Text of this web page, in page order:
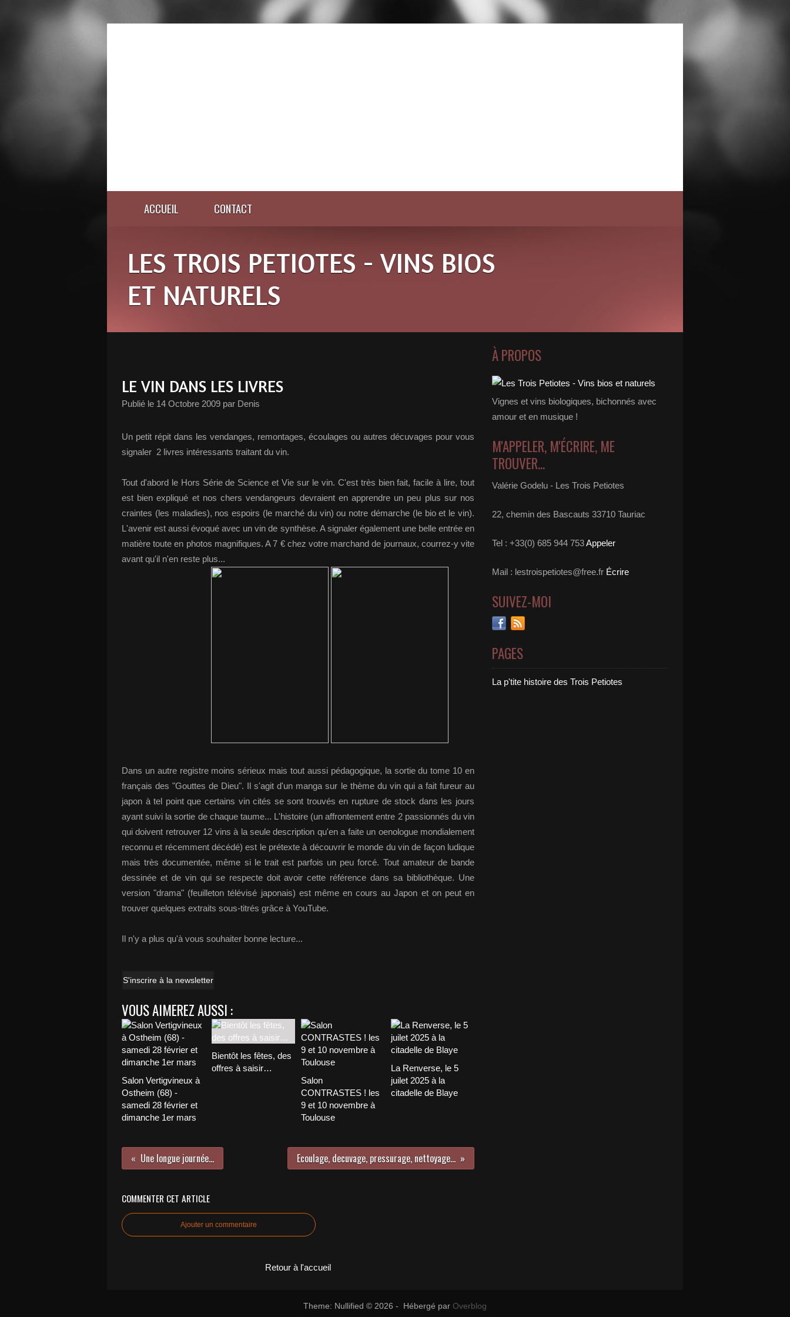
ACCUEIL CONTACT
LES TROIS PETIOTES - VINS BIOS
ET NATURELS
LE VIN DANS LES LIVRES
Publié le 14 Octobre 2009 par Denis
Un petit répit dans les vendanges, remontages, écoulages ou autres décuvages pour vous
signaler 2 livres intéressants traitant du vin.
Tout d'abord le Hors Série de Science et Vie sur le vin. C'est très bien fait, facile à lire, tout
est bien expliqué et nos chers vendangeurs devraient en apprendre un peu plus sur nos
craintes (les maladies), nos espoirs (le marché du vin) ou notre démarche (le bio et le vin).
L'avenir est aussi évoqué avec un vin de synthèse. A signaler également une belle entrée en
matière toute en photos magnifiques. A 7 € chez votre marchand de journaux, courrez-y vite
avant qu'il n'en reste plus...
Dans un autre registre moins sérieux mais tout aussi pédagogique, la sortie du tome 10 en
français des "Gouttes de Dieu". Il s'agit d'un manga sur le thème du vin qui a fait fureur au
japon à tel point que certains vin cités se sont trouvés en rupture de stock dans les jours
ayant suivi la sortie de chaque taume... L'histoire (un affrontement entre 2 passionnés du vin
qui doivent retrouver 12 vins à la seule description qu'en a faite un oenologue mondialement
reconnu et récemment décédé) est le prétexte à découvrir le monde du vin de façon ludique
mais très documentée, même si le trait est parfois un peu forcé. Tout amateur de bande
dessinée et de vin qui se respecte doit avoir cette référence dans sa bibliothèque. Une
version "drama" (feuilleton télévisé japonais) est même en cours au Japon et on peut en
trouver quelques extraits sous-titrés grâce à YouTube.
Il n'y a plus qu'à vous souhaiter bonne lecture...
S'inscrire à la newsletter
VOUS AIMEREZ AUSSI :
Salon Vertigvineux à
Ostheim (68) -
samedi 28 février et
dimanche 1er mars
Bientôt les fêtes, des
offres à saisir…
Salon
CONTRASTES ! les
9 et 10 novembre à
Toulouse
La Renverse, le 5
juilet 2025 à la
citadelle de Blaye
Une longue journée... Ecoulage, decuvage, pressurage, nettoyage...
COMMENTER CET ARTICLE
Ajouter un commentaire
Retour à l'accueil
À PROPOS
Vignes et vins biologiques, bichonnés avec
amour et en musique !
M'APPELER, M'ÉCRIRE, ME
TROUVER...
Valérie Godelu - Les Trois Petiotes
22, chemin des Bascauts 33710 Tauriac
Tel : +33(0) 685 944 753Appeler
Mail : lestroispetiotes@free.fr Écrire
SUIVEZ-MOI
PAGES
La p'tite histoire des Trois Petiotes
Theme: Nullified © 2026 - Hébergé par Overblog